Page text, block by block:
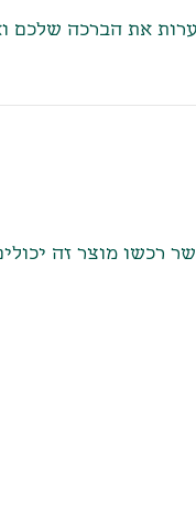
את הברכה שלכם
רכשו מוצר זה